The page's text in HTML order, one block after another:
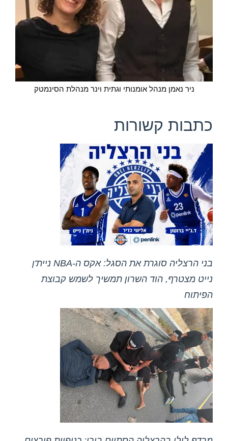
ניר נאמן מנהל אומנותי וגתית וינר מנהלת הסינמטק
כתבות קשורות
בני הרצליה סוגרת את הסגל: אקס ה-NBA ניית'ן
נייט מצטרף, הוד השרון תמשיך לשמש קבוצת
הפיתוח